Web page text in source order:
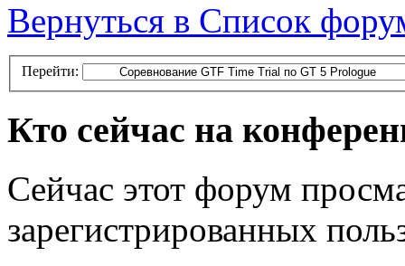
Вернуться в Список
Перейти:
Кто сейчас на
Сейчас этот форум
зарегистрированных